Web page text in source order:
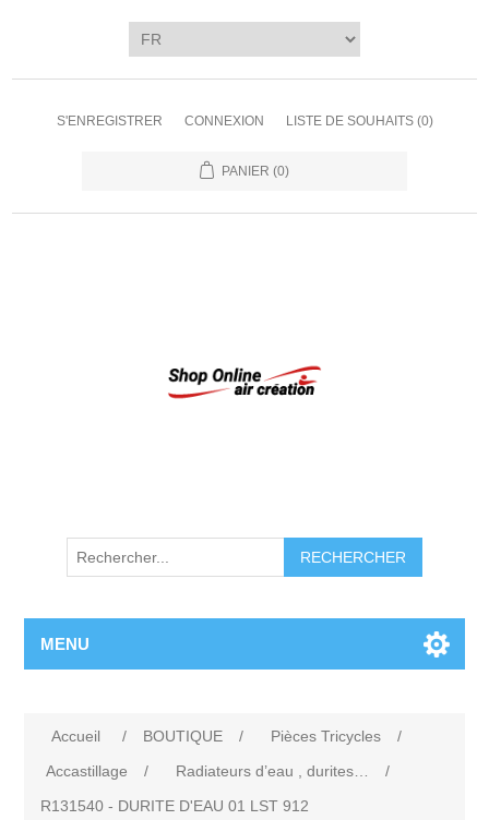
S'ENREGISTRER CONNEXION LISTE DE SOUHAITS (0)
PANIER (0)
RECHERCHER
MENU
Accueil / BOUTIQUE / Pièces Tricycles
/
Accastillage
/ Radiateurs d’eau , durites…
/
R131540 - DURITE D'EAU 01 LST 912